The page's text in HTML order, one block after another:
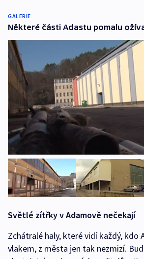
GALERIE
Některé části Adastu pomalu
Světlé zítřky v Adamově nečekají
Zchátralé haly, které vidí každý, kdo
vlakem, z města jen tak nezmizí.